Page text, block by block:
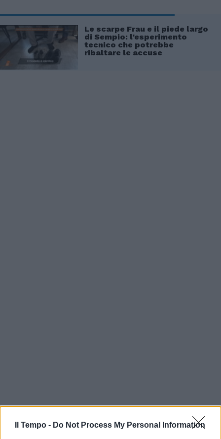
Il Tempo - Do Not Process My Personal Information
Le scarpe Frau e il piede largo
di Sempio: l'esperimento
tecnico che potrebbe
ribaltare le accuse